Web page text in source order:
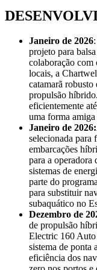
Janeiro de 2026
projeto para
colaboração com
locais, a
catamarã robusto
propulsão
eficientemente
uma forma
Janeiro de 2026:
selecionada para
embarcações
para a operadora
sistemas de
parte do
para substituir
subaquático no
Dezembro de
de propulsão
Electric 160
sistema de ponta
eficiência dos